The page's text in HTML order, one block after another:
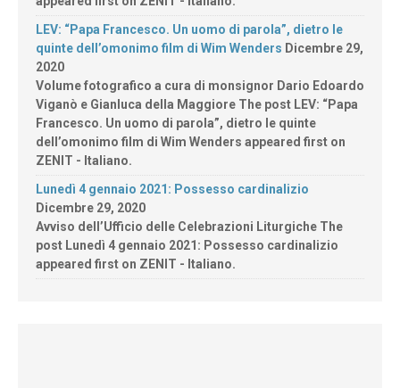
LEV: “Papa Francesco. Un uomo di parola”, dietro le
quinte dell’omonimo film di Wim Wenders Dicembre 29,
2020
Volume fotografico a cura di monsignor Dario Edoardo
Viganò e Gianluca della Maggiore The post LEV: “Papa
Francesco. Un uomo di parola”, dietro le quinte
dell’omonimo film di Wim Wenders appeared first on
ZENIT - Italiano.
Lunedì 4 gennaio 2021: Possesso cardinalizio
Dicembre 29, 2020
Avviso dell’Ufficio delle Celebrazioni Liturgiche The
post Lunedì 4 gennaio 2021: Possesso cardinalizio
appeared first on ZENIT - Italiano.